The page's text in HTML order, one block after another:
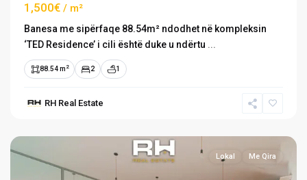
1,500€ / m²
Banesa me sipërfaqe 88.54m² ndodhet në kompleksin
‘TED Residence’ i cili është duke u ndërtu ...
88.54 m 2 2 1
RH Real Estate
Tophane,
Lokal Me Qira